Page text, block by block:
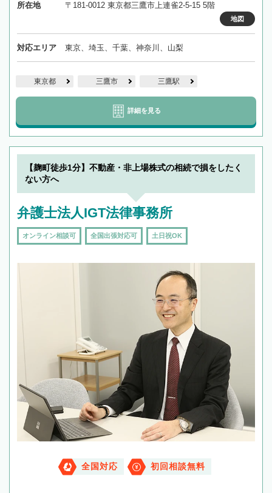
所在地 〒181-0012 東京都三鷹市上連雀2-5-15 5階
地図
対応エリア 東京、埼玉、千葉、神奈川、山梨
東京都 三鷹市 三鷹駅
詳細を見る
【麹町徒歩1分】不動産・非上場株式の相続で損をしたく
ない方へ
弁護士法人IGT法律事務所
オンライン相談可 全国出張対応可 土日祝OK
全国対応 初回相談無料